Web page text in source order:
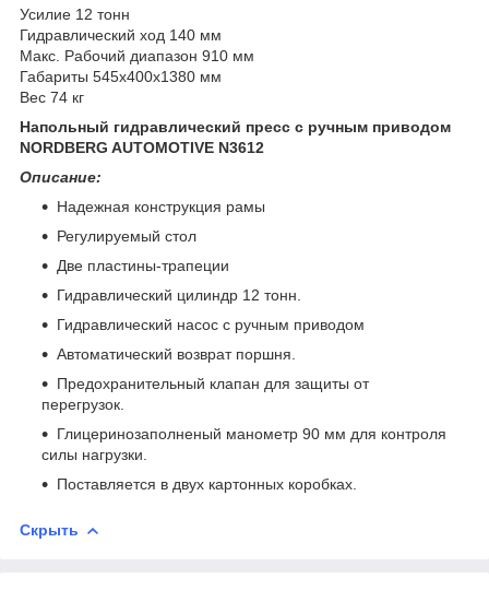
Усилие 12 тонн
Гидравлический ход 140 мм
Макс. Рабочий диапазон 910 мм
Габариты 545х400х1380 мм
Вес 74 кг
Напольный гидравлический пресс с ручным приводом
NORDBERG AUTOMOTIVE N3612
Описание:
Надежная конструкция рамы
Регулируемый стол
Две пластины-трапеции
Гидравлический цилиндр 12 тонн.
Гидравлический насос с ручным приводом
Автоматический возврат поршня.
Предохранительный клапан для защиты от
перегрузок.
Глицеринозаполненый манометр 90 мм для контроля
силы нагрузки.
Поставляется в двух картонных коробках.
Скрыть